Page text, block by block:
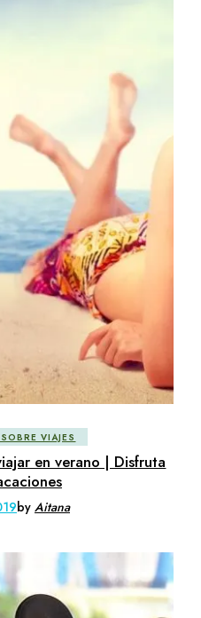
VIAJES
en verano | Disfruta
by Aitana